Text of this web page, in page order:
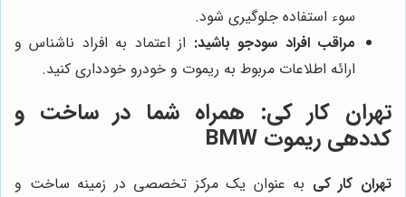
سوء استفاده جلوگیری شود.
مراقب افراد سودجو باشید: از اعتماد به افراد ناشناس و
ارائه اطلاعات مربوط به ریموت و خودرو خودداری کنید.
تهران کار کی: همراه شما در ساخت و
کددهی ریموت BMW
تهران کار کی به عنوان یک مرکز تخصصی در زمینه ساخت و